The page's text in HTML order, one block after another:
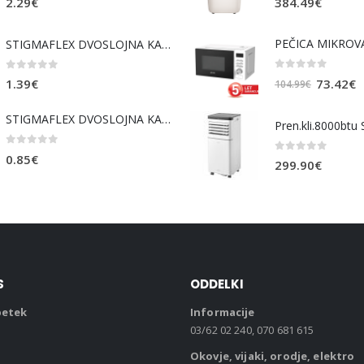
STIGMAFLEX DVOSLOJNA KABELSKA CEV fi 75mm , kolut 50 m, cena za tekoči meter
1.39€
STIGMAFLEX DVOSLOJNA KABELSKA CEV fi 50mm , kolut 50 m, cena za tekoči meter
0.85€
104.99€ Izvirna
je
bila:
104.99€.
73.42€
299.90€
ODDELKI
Informacije
03/62 02 240, 070 681 615
Okovje, vijaki, orodje, elektro